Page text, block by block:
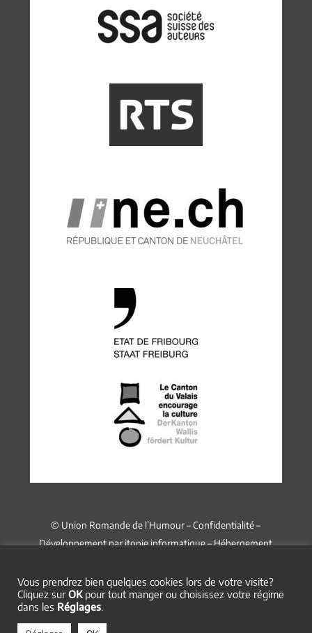
© Union Romande de l’Humour –Confidentialité–
Développement paritopie informatique– Hébergement
Vous prendrez bien quelques cookies lors de votre visite?
Cliquez surOKpour tout manger ou choisissez votre régime
dans les Réglages.